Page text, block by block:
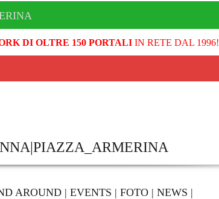
DI OLTRE 150 PORTALIIN RETE DAL 1996!
AROUND| EVENTS | FOTO| NEWS |